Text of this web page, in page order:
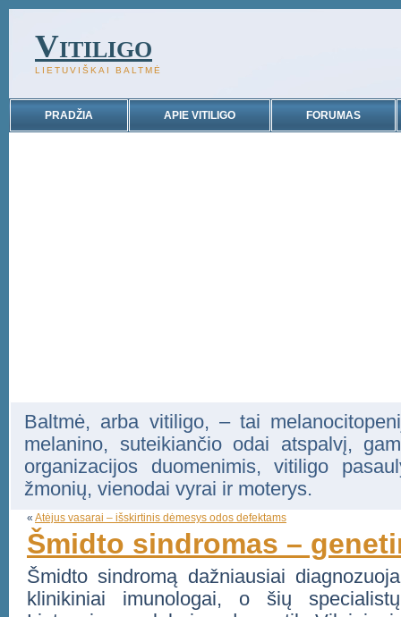
Vitiligo
LIETUVIŠKAI BALTMĖ
PRADŽIA APIE VITILIGO FORUMAS
Baltmė, arba vitiligo, – tai
melanino, suteikiančio odai atspalvį,
organizacijos duomenimis, vitiligo
žmonių, vienodai vyrai ir moterys.
« Atėjus vasarai – išskirtinis dėmesys odos defektams
Šmidto sindromas –
Šmidto sindromą dažniausiai diagnozuoja
klinikiniai imunologai, o šių specialistų